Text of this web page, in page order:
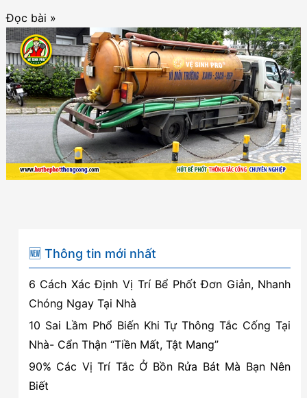
Hút
bể
phốt
tại
Thủy
Nguyên
–
Không
đục
sạch
hoàn
Đọc bài »
🆕 Thông tin mới nhất
6 Cách Xác Định Vị Trí Bể Phốt Đơn Giản, Nhanh
Chóng Ngay Tại Nhà
10 Sai Lầm Phổ Biến Khi Tự Thông Tắc Cống Tại
Nhà- Cẩn Thận “Tiền Mất, Tật Mang”
90% Các Vị Trí Tắc Ở Bồn Rửa Bát Mà Bạn Nên
Biết